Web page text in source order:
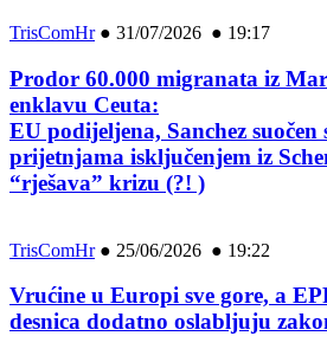
TrisComHr● 31/07/2026 ● 19:17
Prodor 60.000 migranata iz
enklavu Ceuta:
EU podijeljena, Sanchez suočen
prijetnjama isključenjem iz
“rješava” krizu (?! )
TrisComHr● 25/06/2026 ● 19:22
Vrućine u Europi sve gore, a
desnica dodatno oslabljuju